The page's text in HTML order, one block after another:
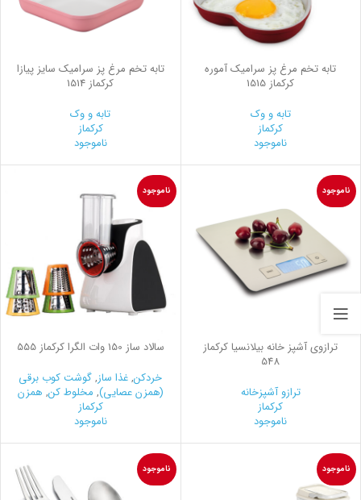
تابه تخم مرغ پز سرامیک آموره
کرکماز 1515
تابه و وک
کرکماز
ناموجود
تابه تخم مرغ پز سرامیک سایز پیازا
کرکماز 1514
تابه و وک
کرکماز
ناموجود
ناموجود
ترازوی آشپز خانه بیلانسیا کرکماز
548
ترازو آشپزخانه
کرکماز
ناموجود
ناموجود
سالاد ساز 150 وات الگرا کرکماز 555
خردکن,غذا ساز,گوشت کوب برقی
(همزن عصایی), مخلوط کن, همزن
کرکماز
ناموجود
ناموجود ناموجود